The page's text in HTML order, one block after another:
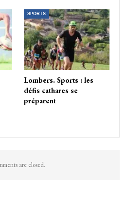
SPORTS
Lombers. Sports : les
défis cathares se
préparent
are closed.